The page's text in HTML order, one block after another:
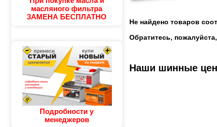
масляного фильтра
ЗАМЕНА БЕСПЛАТНО
Подробности у
менеджеров
Не найдено товаров
Обратитесь,
Наши шинные